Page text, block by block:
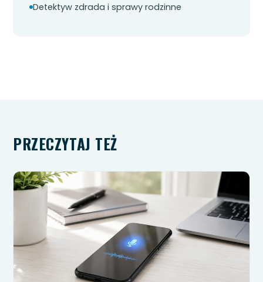
Detektyw zdrada i sprawy rodzinne
PRZECZYTAJ TEŻ